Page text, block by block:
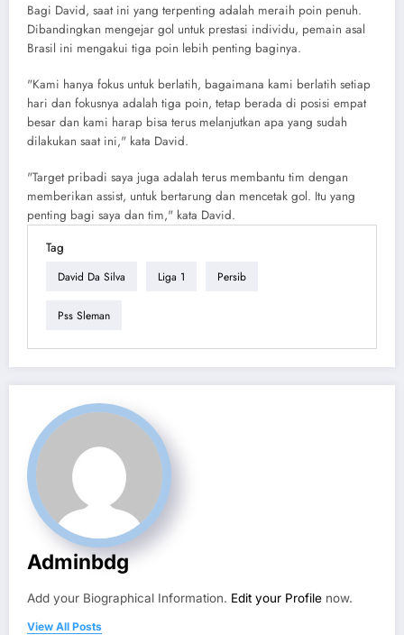
Bagi David, saat ini yang terpenting adalah meraih poin penuh.
Dibandingkan mengejar gol untuk prestasi individu, pemain asal
Brasil ini mengakui tiga poin lebih penting baginya.
"Kami hanya fokus untuk berlatih, bagaimana kami berlatih setiap
hari dan fokusnya adalah tiga poin, tetap berada di posisi empat
besar dan kami harap bisa terus melanjutkan apa yang sudah
dilakukan saat ini," kata David.
"Target pribadi saya juga adalah terus membantu tim dengan
memberikan assist, untuk bertarung dan mencetak gol. Itu yang
penting bagi saya dan tim," kata David.
Tag
David Da Silva Liga 1 Persib
Pss Sleman
Adminbdg
Add your Biographical Information. Edit your Profile now.
View All Posts